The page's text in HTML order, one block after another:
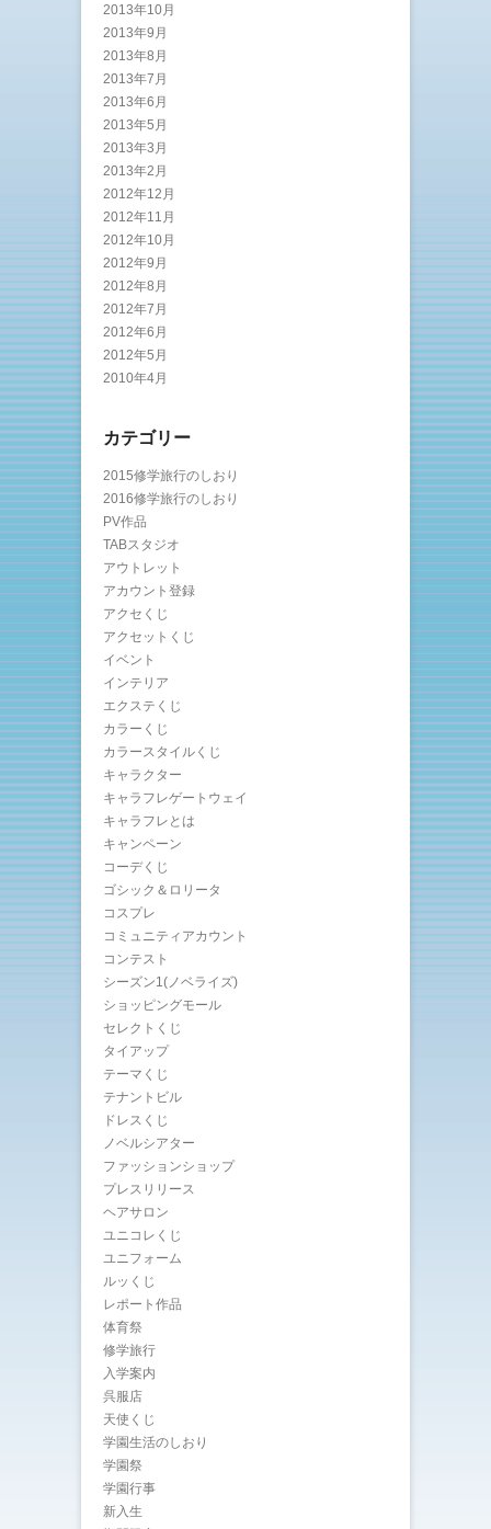
2013年10月
2013年9月
2013年8月
2013年7月
2013年6月
2013年5月
2013年3月
2013年2月
2012年12月
2012年11月
2012年10月
2012年9月
2012年8月
2012年7月
2012年6月
2012年5月
2010年4月
カテゴリー
2015修学旅行のしおり
2016修学旅行のしおり
PV作品
TABスタジオ
アウトレット
アカウント登録
アクセくじ
アクセットくじ
イベント
インテリア
エクステくじ
カラーくじ
カラースタイルくじ
キャラクター
キャラフレゲートウェイ
キャラフレとは
キャンペーン
コーデくじ
ゴシック＆ロリータ
コスプレ
コミュニティアカウント
コンテスト
シーズン1(ノベライズ)
ショッピングモール
セレクトくじ
タイアップ
テーマくじ
テナントビル
ドレスくじ
ノベルシアター
ファッションショップ
プレスリリース
ヘアサロン
ユニコレくじ
ユニフォーム
ルッくじ
レポート作品
体育祭
修学旅行
入学案内
呉服店
天使くじ
学園生活のしおり
学園祭
学園行事
新入生